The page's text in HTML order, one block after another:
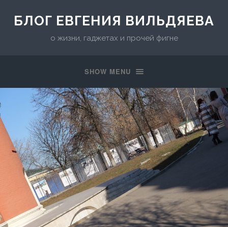
БЛОГ ЕВГЕНИЯ ВИЛЬДЯЕВА
о жизни, гаджетах и прочей фигне
SHOW MENU